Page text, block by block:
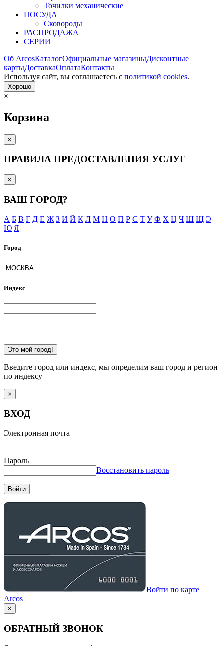
Точилки механические
ПОСУДА
Сковороды
РАСПРОДАЖА
СЕРИИ
Об ArcosКаталогОфициальные магазиныДисконтные
картыДоставкаОплатаКонтакты
Используя сайт, вы согла­шаетесь с политикой cookies.
Хорошо
×
Корзина
×
ПРАВИЛА ПРЕДОСТАВЛЕНИЯ УСЛУГ
×
ВАШ ГОРОД?
А Б В Г Д Е Ж З И Й К Л М Н О П Р С Т У Ф Х Ц Ч Ш Щ Э
Ю Я
Город
Индекс
Это мой город!
Введите город или индекс, мы определим ваш город и регион
по индексу
×
ВХОД
Электронная почта
Пароль
Восстановить пароль
Войти
Войти по карте
Arcos
×
ОБРАТНЫЙ ЗВОНОК